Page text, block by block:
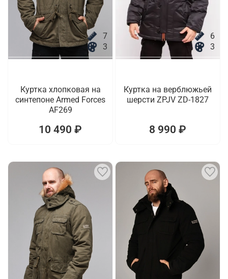
7
3
Куртка хлопковая на
синтепоне Armed Forces
AF269
10 490 ₽
6
3
Куртка на верблюжьей
шерсти ZPJV ZD-1827
8 990 ₽